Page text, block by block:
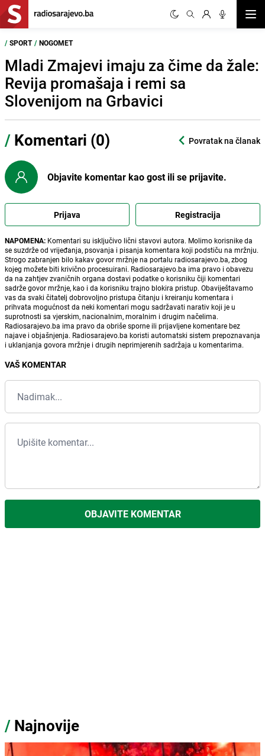
/ SPORT / NOGOMET
Mladi Zmajevi imaju za čime da žale:
Revija promašaja i remi sa
Slovenijom na Grbavici
/ Komentari (0) Povratak na članak
Objavite komentar kao gost ili se prijavite.
Prijava Registracija
NAPOMENA: Komentari su isključivo lični stavovi autora. Molimo korisnike da
se suzdrže od vrijeđanja, psovanja i pisanja komentara koji podstiču na mržnju.
Strogo zabranjen bilo kakav govor mržnje na portalu radiosarajevo.ba, zbog
kojeg možete biti krivično procesuirani. Radiosarajevo.ba ima pravo i obavezu
da na zahtjev zvaničnih organa dostavi podatke o korisniku čiji komentari
sadrže govor mržnje, kao i da korisniku trajno blokira pristup. Obaviještavamo
vas da svaki čitatelj dobrovoljno pristupa čitanju i kreiranju komentara i
prihvata mogućnost da neki komentari mogu sadržavati narativ koji je u
suprotnosti sa vjerskim, nacionalnim, moralnim i drugim načelima.
Radiosarajevo.ba ima pravo da obriše sporne ili prijavljene komentare bez
najave i objašnjenja. Radiosarajevo.ba koristi automatski sistem prepoznavanja
i uklanjanja govora mržnje i drugih neprimjerenih sadržaja u komentarima.
VAŠ KOMENTAR
OBJAVITE KOMENTAR
/ Najnovije